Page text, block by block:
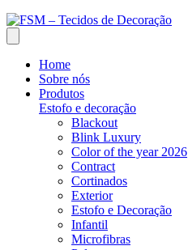
Home
Sobre nós
Produtos
Estofo e decoração
Blackout
Blink Luxury
Color of the year 2026
Contract
Cortinados
Exterior
Estofo e Decoração
Infantil
Microfibras